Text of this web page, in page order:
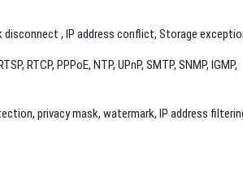
RTCP, PPPoE, NTP, UPnP, SMTP, SNMP, IGMP,
privacy mask, watermark, IP address filtering,